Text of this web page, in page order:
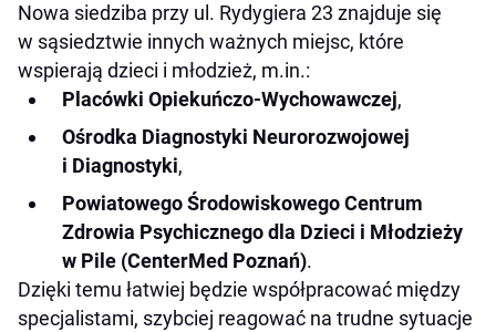
Nowa siedziba przy ul. Rydygiera 23 znajduje się
w sąsiedztwie innych ważnych miejsc, które
wspierają dzieci i młodzież, m.in.:
Placówki Opiekuńczo-Wychowawczej,
Ośrodka Diagnostyki Neurorozwojowej
i Diagnostyki,
Powiatowego Środowiskowego Centrum
Zdrowia Psychicznego dla Dzieci i Młodzieży
w Pile (CenterMed Poznań).
Dzięki temu łatwiej będzie współpracować między
specjalistami, szybciej reagować na trudne sytuacje